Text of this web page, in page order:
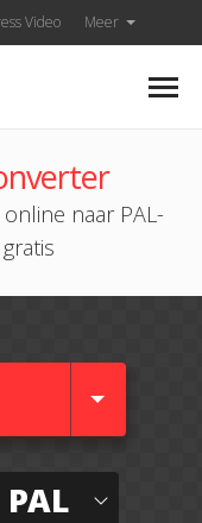
Video Meer
naar PAL-
PAL